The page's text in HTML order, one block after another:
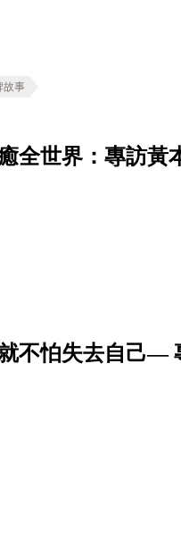
故事
全世界：專訪
不怕失去自己—